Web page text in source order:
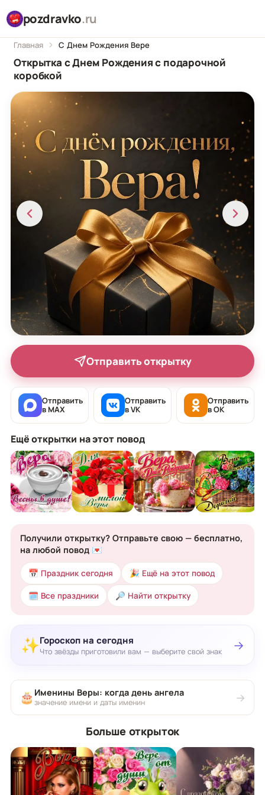
pozdravko.ru
Главная С Днем Рождения Вере
Открытка с Днем Рождения с подарочной
коробкой
Отправить открытку
Отправить
в MAX
Отправить
в VK
Отправить
в OK
Ещё открытки на этот повод
Получили открытку? Отправьте свою — бесплатно,
на любой повод 💌
📅 Праздник сегодня 🎉 Ещё на этот повод
🗓 Все праздники 🔎 Найти открытку
✨Гороскоп на сегодня
Что звёзды приготовили вам — выберите свой знак →
🎂 Именины Веры: когда день ангела
значение имени и даты именин →
Больше открыток